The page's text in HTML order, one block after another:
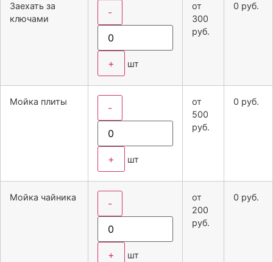
Заехать за
ключами
-
+ шт
от
300
руб.
0 руб.
Мойка плиты
-
+ шт
от
500
руб.
0 руб.
Мойка чайника
-
+ шт
от
200
руб.
0 руб.